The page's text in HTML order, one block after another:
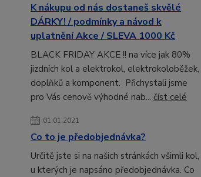
K nákupu od nás dostaneš skvělé
DÁRKY! / podmínky a návod k
uplatnění Akce / SLEVA 1000 Kč
BLACK FRIDAY AKCE !! na více jak 80%
jizdních kol a elektrokol, elektrokoloběžek,
doplňků a komponent. Přichystali jsme
pro Vás cenově výhodné nab... číst celé
01.01.2021
Co to je předobjednávka?
Určitě jste si na našich stránkách všimli kol,
u kterých je napsáno předobjednávka. Co